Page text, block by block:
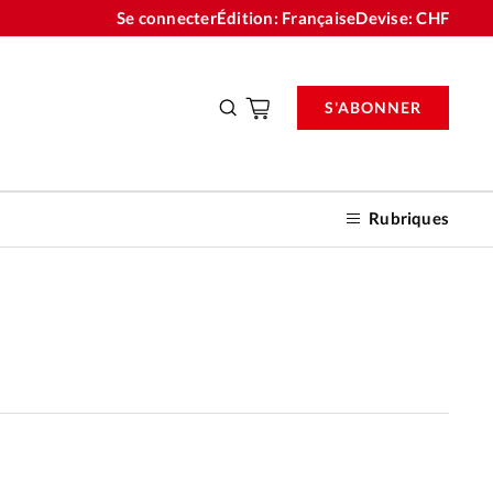
Se connecterÉdition: FrançaiseDevise:CHF
Rubriques
S'ABONNER